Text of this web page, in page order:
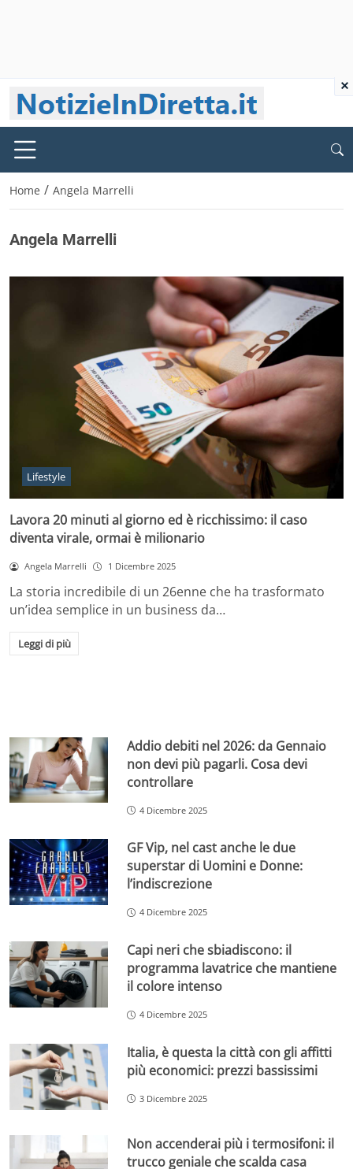
Home / Angela Marrelli
Angela Marrelli
Lifestyle
Lavora 20 minuti al giorno ed è ricchissimo: il caso
diventa virale, ormai è milionario
Angela Marrelli 1 Dicembre 2025
La storia incredibile di un 26enne che ha trasformato
un’idea semplice in un business da…
Leggi di più
Addio debiti nel 2026: da Gennaio
non devi più pagarli. Cosa devi
controllare
4 Dicembre 2025
GF Vip, nel cast anche le due
superstar di Uomini e Donne:
l’indiscrezione
4 Dicembre 2025
Capi neri che sbiadiscono: il
programma lavatrice che mantiene
il colore intenso
4 Dicembre 2025
Italia, è questa la città con gli affitti
più economici: prezzi bassissimi
3 Dicembre 2025
Non accenderai più i termosifoni: il
trucco geniale che scalda casa
×